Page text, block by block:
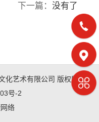
下一篇： 没有了
化艺术有限公司 版权所有
号-2
络